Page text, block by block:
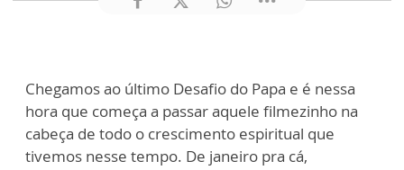
Chegamos ao último Desafio do Papa e é nessa
hora que começa a passar aquele filmezinho na
cabeça de todo o crescimento espiritual que
tivemos nesse tempo. De janeiro pra cá,